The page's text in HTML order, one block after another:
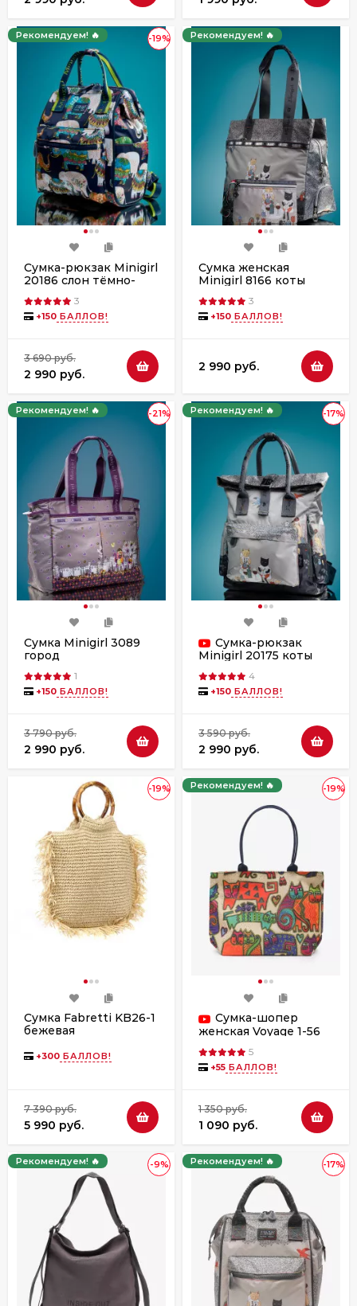
-19%
Рекомендуем! 🔥
Сумка-рюкзак Minigirl
20186 слон тёмно-
3
+150 БАЛЛОВ!
3 690 руб.
2 990 руб.
Рекомендуем! 🔥
Сумка женская
Minigirl 8166 коты
3
+150 БАЛЛОВ!
2 990 руб.
-21%
Рекомендуем! 🔥
Сумка Minigirl 3089
город
1
+150 БАЛЛОВ!
3 790 руб.
2 990 руб.
-17%
Рекомендуем! 🔥
Сумка-рюкзак
Minigirl 20175 коты
4
+150 БАЛЛОВ!
3 590 руб.
2 990 руб.
-19%
Сумка Fabretti KB26-1
бежевая
+300 БАЛЛОВ!
7 390 руб.
5 990 руб.
-19%
Рекомендуем! 🔥
Сумка-шопер
женская Voyage 1-56
5
+55 БАЛЛОВ!
1 350 руб.
1 090 руб.
-9%
Рекомендуем! 🔥 -17%
Рекомендуем! 🔥